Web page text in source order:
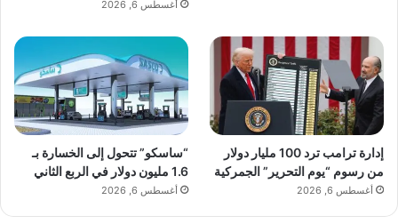
أغسطس 6, 2026
إدارة ترامب ترد 100 مليار دولار
من رسوم “يوم التحرير” الجمركية
أغسطس 6, 2026
“ساسكو” تتحول إلى الخسارة بـ
1.6 مليون دولار في الربع الثاني
أغسطس 6, 2026